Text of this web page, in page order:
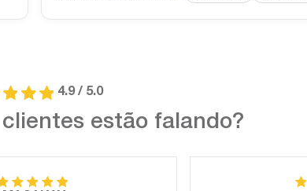
4.9 / 5.0
estão falando?